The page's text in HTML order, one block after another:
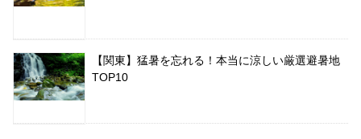
【関東】猛暑を忘れる！本当に涼しい厳選避暑地
TOP10